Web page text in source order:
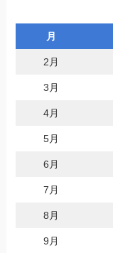
月
2月
3月
4月
5月
6月
7月
8月
9月